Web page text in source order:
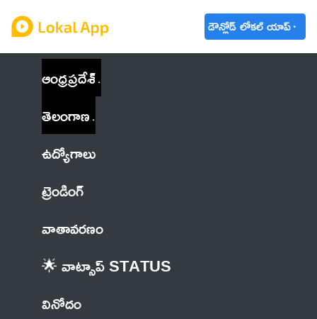
డౌన్లోడ్ లోకల్ యాప్
ఆంధ్రప్రదేశ్
తెలంగాణ
ఉద్యోగాలు
ట్రెండింగ్
వాతావరణం
🌟 వాట్సాప్ STATUS
వినోదం